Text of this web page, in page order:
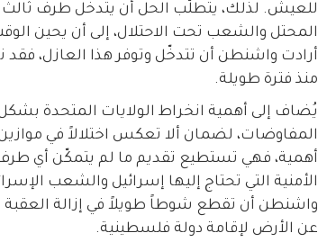
للعيش. لذلك، يتطلّب الحل أن يتدخل طرف ثالث
المحتل والشعب تحت الاحتلال، إلى أن يحين
أرادت واشنطن أن تتدخّل وتوفر هذا العازل،
منذ فترة طويلة.
يُضاف إلى أهمية انخراط الولايات المتحدة
المفاوضات، لضمان ألا تعكس اختلالاً في موازين
أهمية، فهي تستطيع تقديم ما لم يتمكّن أي
الأمنية التي تحتاج إليها إسرائيل والشعب
واشنطن أن تقطع شوطاً طويلاً في إزالة العقبة
عن الأرض لإقامة دولة فلسطينية.